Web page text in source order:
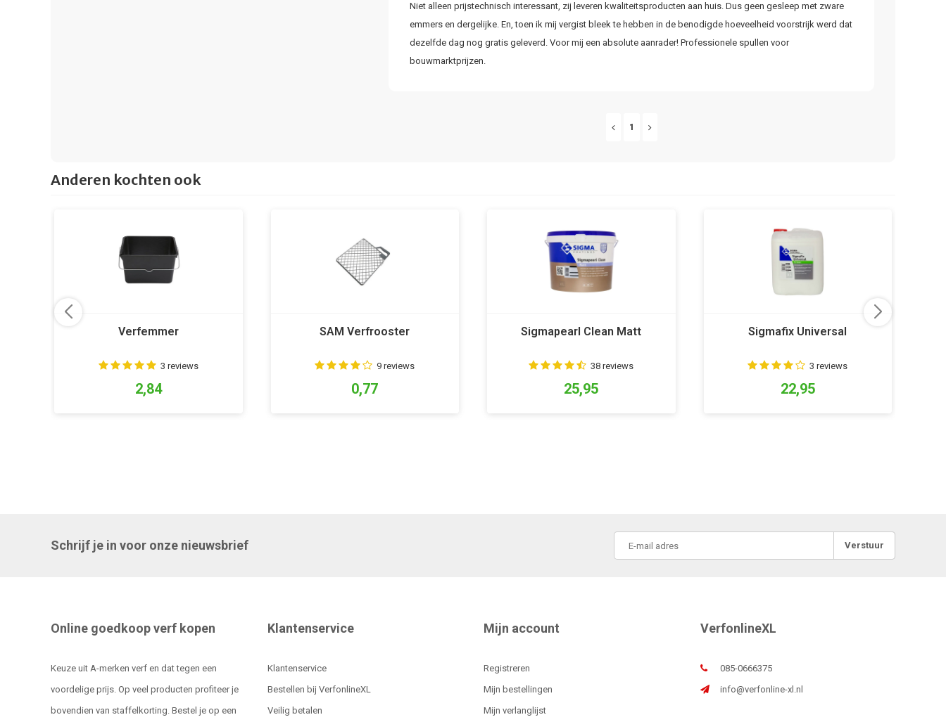
Niet alleen prijstechnisch interessant, zij leveren kwaliteitsproducten aan huis. Dus geen gesleep met zware
emmers en dergelijke. En, toen ik mij vergist bleek te hebben in de benodigde hoeveelheid voorstrijk werd dat
dezelfde dag nog gratis geleverd. Voor mij een absolute aanrader! Professionele spullen voor
bouwmarktprijzen.
1
Anderen kochten ook
Verfemmer
3 reviews
2,84
SAM Verfrooster
9 reviews
0,77
Sigmapearl Clean Matt
38 reviews
25,95
Sigmafix Universal
3 reviews
22,95
Schrijf je in voor onze nieuwsbrief Verstuur
Online goedkoop verf kopen
Keuze uit A-merken verf en dat tegen een
voordelige prijs. Op veel producten profiteer je
bovendien van staffelkorting. Bestel je op een
Klantenservice
Klantenservice
Bestellen bij VerfonlineXL
Veilig betalen
Mijn account
Registreren
Mijn bestellingen
Mijn verlanglijst
VerfonlineXL
085-0666375
info@verfonline-xl.nl